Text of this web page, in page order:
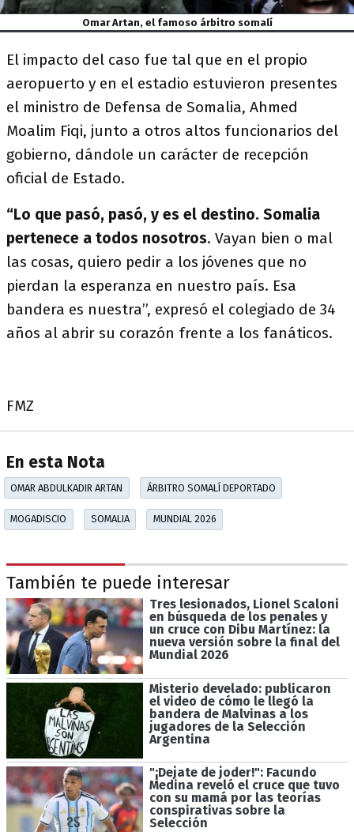
Omar Artan, el famoso árbitro somalí
El impacto del caso fue tal que en el propio
aeropuerto y en el estadio estuvieron presentes
el ministro de Defensa de Somalia, Ahmed
Moalim Fiqi, junto a otros altos funcionarios del
gobierno, dándole un carácter de recepción
oficial de Estado.
“Lo que pasó, pasó, y es el destino. Somalia
pertenece a todos nosotros. Vayan bien o mal
las cosas, quiero pedir a los jóvenes que no
pierdan la esperanza en nuestro país. Esa
bandera es nuestra”, expresó el colegiado de 34
años al abrir su corazón frente a los fanáticos.
FMZ
En esta Nota
OMAR ABDULKADIR ARTAN ÁRBITRO SOMALÍ DEPORTADO
MOGADISCIO SOMALIA MUNDIAL 2026
También te puede interesar
Tres lesionados, Lionel Scaloni
en búsqueda de los penales y
un cruce con Dibu Martínez: la
nueva versión sobre la final del
Mundial 2026
Misterio develado: publicaron
el video de cómo le llegó la
bandera de Malvinas a los
jugadores de la Selección
Argentina
"¡Dejate de joder!": Facundo
Medina reveló el cruce que tuvo
con su mamá por las teorías
conspirativas sobre la
Selección